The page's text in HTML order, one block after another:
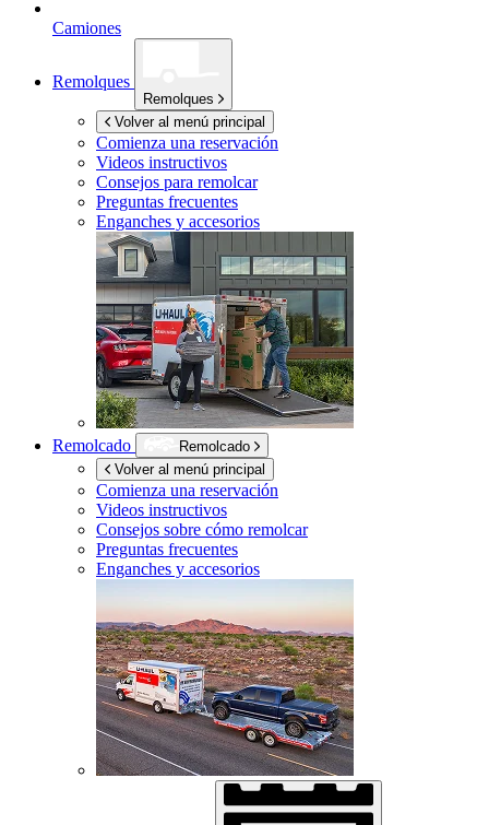
Camiones
Remolques
Remolques
Volver al menú principal
Comienza una reservación
Videos instructivos
Consejos para remolcar
Preguntas frecuentes
Enganches y accesorios
Remolcado
Remolcado
Volver al menú principal
Comienza una reservación
Videos instructivos
Consejos sobre cómo remolcar
Preguntas frecuentes
Enganches y accesorios